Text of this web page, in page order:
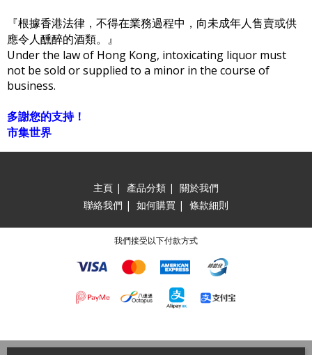
『根據香港法律，不得在業務過程中，向未成年人售賣或供
應令人醺醉的酒類。』
Under the law of Hong Kong, intoxicating liquor must
not be sold or supplied to a minor in the course of
business.
多謝您的支持！
市集世界
主頁 | 產品分類 | 關於我們
聯絡我們 | 如何購買 | 條款細則
我們接受以下付款方式